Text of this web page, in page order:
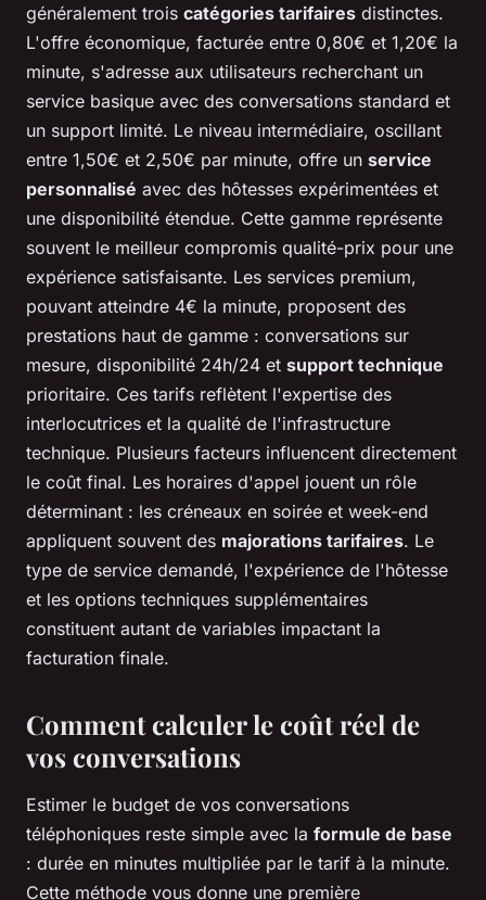
généralement trois catégories tarifaires distinctes.
L'offre économique, facturée entre 0,80€ et 1,20€ la
minute, s'adresse aux utilisateurs recherchant un
service basique avec des conversations standard et
un support limité. Le niveau intermédiaire, oscillant
entre 1,50€ et 2,50€ par minute, offre un service
personnalisé avec des hôtesses expérimentées et
une disponibilité étendue. Cette gamme représente
souvent le meilleur compromis qualité-prix pour une
expérience satisfaisante. Les services premium,
pouvant atteindre 4€ la minute, proposent des
prestations haut de gamme : conversations sur
mesure, disponibilité 24h/24 et support technique
prioritaire. Ces tarifs reflètent l'expertise des
interlocutrices et la qualité de l'infrastructure
technique. Plusieurs facteurs influencent directement
le coût final. Les horaires d'appel jouent un rôle
déterminant : les créneaux en soirée et week-end
appliquent souvent des majorations tarifaires. Le
type de service demandé, l'expérience de l'hôtesse
et les options techniques supplémentaires
constituent autant de variables impactant la
facturation finale.
Comment calculer le coût réel de
vos conversations
Estimer le budget de vos conversations
téléphoniques reste simple avec la formule de base
: durée en minutes multipliée par le tarif à la minute.
Cette méthode vous donne une première